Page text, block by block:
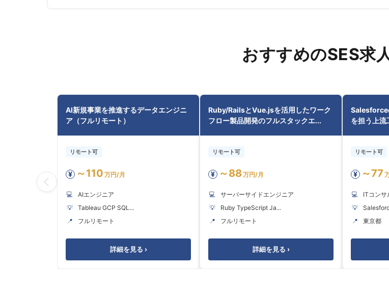
おすすめのSES求
AI新規事業を推進するデータエンジニ
ア（フルリモート）
リモート可
¥ ～110 万円/月
💻
AIエンジニア
💡
Tableau GCP SQL...
📍
フルリモート
詳細を見る ›
Ruby/RailsとVue.jsを活用したワーク
フロー製品開発のフルスタックエ...
リモート可
¥ ～88万円/月
💻
サーバーサイドエンジニア
💡
Ruby TypeScript Ja...
📍
フルリモート
詳細を見る ›
Salesforce
を担う上流
リモート可
¥ ～77
💻
ITコンサ
💡
📍
東京都